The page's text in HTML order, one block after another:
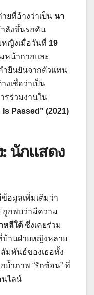
ยที่อ้างว่าเป็น นา
ลังขึ้นรถคัน
หญิงเมื่อวันที่ 19
หน้ากากและ
ำยืนยันจากตัวแทน
งเชื่อว่าเป็น
รร่วมงานใน
Passed” (2021)
นักแสดง
อมูลเพิ่มเติมว่า
ถูกพบว่ามีความ
หลีใต้ ซึ่งเคยร่วม
านฝ่ายหญิงหลาย
มพันธ์ของเธอทั้ง
ย้ำภาพ “รักซ้อน” ที่
นไลน์